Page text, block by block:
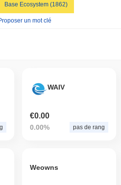
Base Ecosystem (1862)
un mot clé
WAIV
€0.00
0.00% pas de rang
Weowns